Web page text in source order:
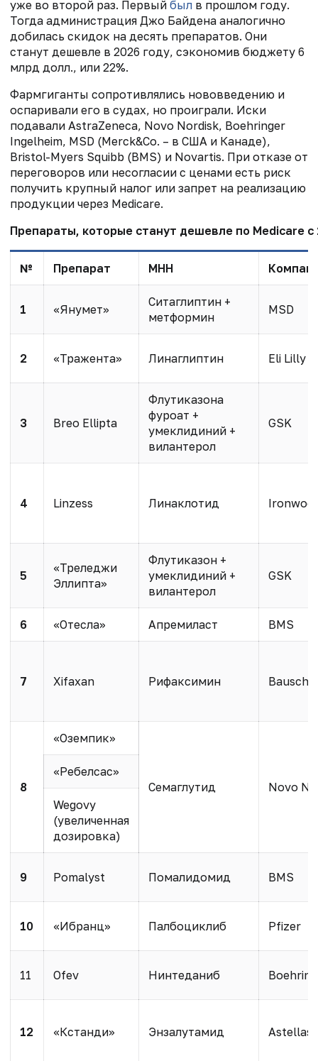
уже во второй раз. Первый был в прошлом году.
Тогда администрация Джо Байдена аналогично
добилась скидок на десять препаратов. Они
станут дешевле в 2026 году, сэкономив бюджету 6
млрд долл., или 22%.
Фармгиганты сопротивлялись нововведению и
оспаривали его в судах, но проиграли. Иски
подавали AstraZeneca, Novo Nordisk, Boehringer
Ingelheim, MSD (Merck&Co. – в США и Канаде),
Bristol-Myers Squibb (BMS) и Novartis. При отказе от
переговоров или несогласии с ценами есть риск
получить крупный налог или запрет на реализацию
продукции через Medicare.
Препараты, которые станут дешевле по Medicare с
№ Препарат МНН
1 «Янумет»
Ситаглиптин +
метформин
MSD
2 «Тражента» Линаглиптин Eli Lilly
3 Breo Ellipta
Флутиказона
фуроат +
умеклидиний +
вилантерол
GSK
4 Linzess Линаклотид
5
«Треледжи
Эллипта»
Флутиказон +
умеклидиний +
вилантерол
GSK
6 «Отесла» Апремиласт BMS
7 Xifaxan Рифаксимин Bausch
8
«Оземпик»
Семаглутид Novo
«Ребелсас»
Wegovy
(увеличенная
дозировка)
9 Pomalyst Помалидомид BMS
10 «Ибранц» Палбоциклиб Pfizer
11 Ofev Нинтеданиб
12 «Кстанди» Энзалутамид Astellas